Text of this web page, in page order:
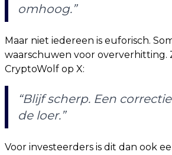
omhoog.”
Maar niet iedereen is euforisch.
waarschuwen voor oververhitting.
CryptoWolf op X:
“Blijf scherp. Een
de loer.”
Voor investeerders is dit dan ook